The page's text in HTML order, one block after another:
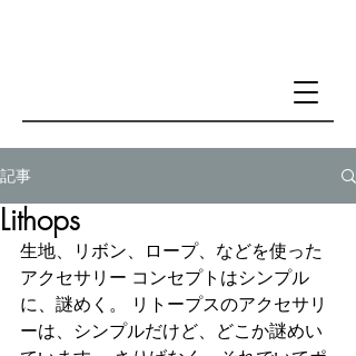
記事
Lithops
生地、リボン、ロープ、などを使った
アクセサリー コンセプトはシンプル
に、謎めく。 リトープスのアクセサリ
ーは、シンプルだけど、どこか謎めい